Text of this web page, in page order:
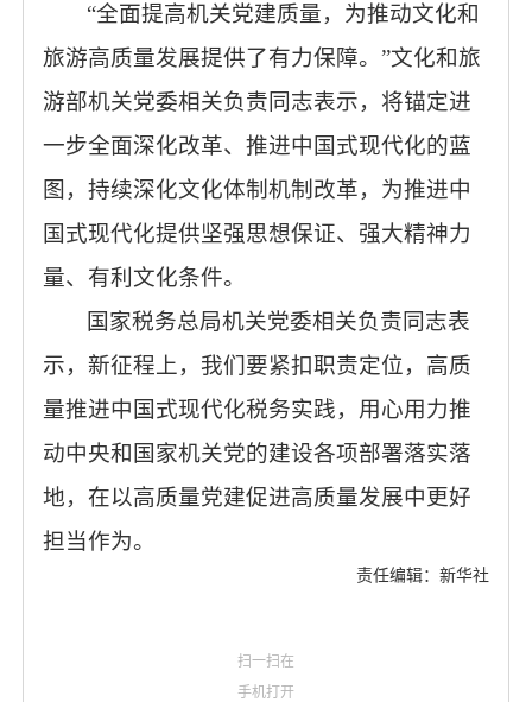
“全面提高机关党建质量，为推动文化和
旅游高质量发展提供了有力保障。”文化和旅
游部机关党委相关负责同志表示，将锚定进
一步全面深化改革、推进中国式现代化的蓝
图，持续深化文化体制机制改革，为推进中
国式现代化提供坚强思想保证、强大精神力
量、有利文化条件。
国家税务总局机关党委相关负责同志表
示，新征程上，我们要紧扣职责定位，高质
量推进中国式现代化税务实践，用心用力推
动中央和国家机关党的建设各项部署落实落
地，在以高质量党建促进高质量发展中更好
担当作为。
责任编辑：新华社
扫一扫在
手机打开